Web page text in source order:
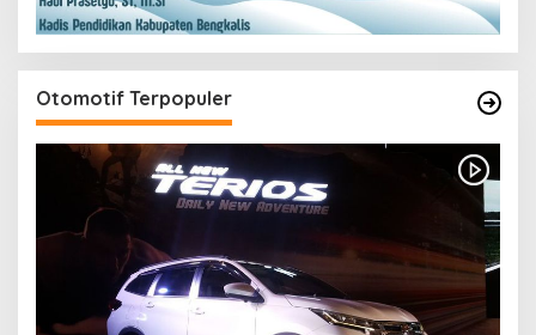
Otomotif Terpopuler